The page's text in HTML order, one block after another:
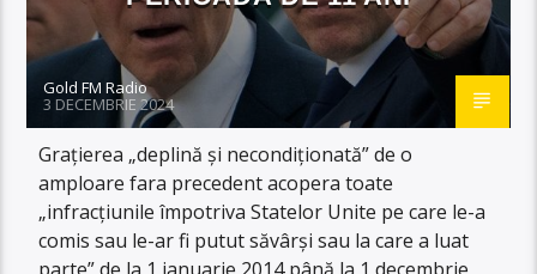
Gold FM Radio
3 DECEMBRIE 2024
Grațierea „deplină și necondiționată” de o
amploare fara precedent acopera toate
„infracțiunile împotriva Statelor Unite pe care le-a
comis sau le-ar fi putut săvârși sau la care a luat